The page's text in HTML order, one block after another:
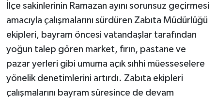
İlçe sakinlerinin Ramazan ayını sorunsuz geçirmesi
amacıyla çalışmalarını sürdüren Zabıta Müdürlüğü
ekipleri, bayram öncesi vatandaşlar tarafından
yoğun talep gören market, fırın, pastane ve
pazar yerleri gibi umuma açık sıhhi müesseselere
yönelik denetimlerini artırdı. Zabıta ekipleri
çalışmalarını bayram süresince de devam